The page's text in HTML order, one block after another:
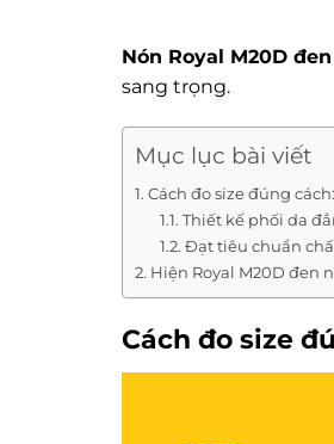
Nón Royal M20D
sang trọng.
Mục lục bài viết
Cách đo size đúng cách:
Thiết kế phối da
Đạt tiêu chuẩn
Hiện Royal M20D đen
Cách đo size